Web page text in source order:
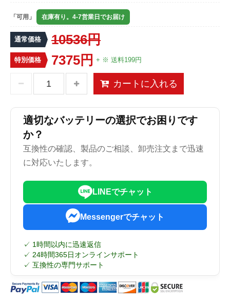
「可用」 在庫有り。4-7営業日でお届け
通常価格 10536円
特別価格 7375円 + ※ 送料199円
カートに入れる
適切なバッテリーの選択でお困りです
か？
互換性の確認、製品のご相談、卸売注文まで迅速
に対応いたします。
LINEでチャット
Messengerでチャット
✓ 1時間以内に迅速返信
✓ 24時間365日オンラインサポート
✓ 互換性の専門サポート